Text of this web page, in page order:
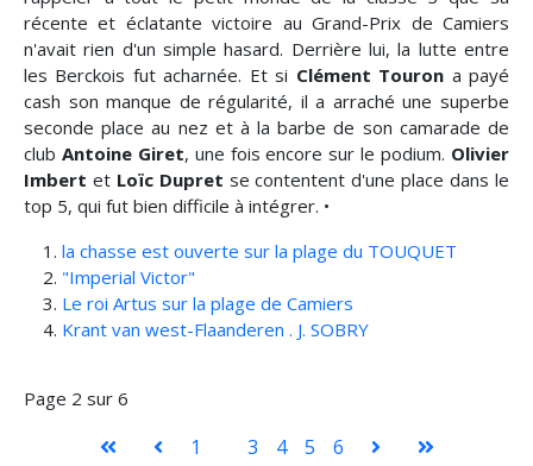
récente et éclatante victoire au Grand-Prix de Camiers
n'avait rien d'un simple hasard. Derrière lui, la lutte entre
les Berckois fut acharnée. Et si Clément Touron a payé
cash son manque de régularité, il a arraché une superbe
seconde place au nez et à la barbe de son camarade de
club Antoine Giret, une fois encore sur le podium. Olivier
Imbert et Loïc Dupret se contentent d'une place dans le
top 5, qui fut bien difficile à intégrer. •
la chasse est ouverte sur la plage du TOUQUET
"Imperial Victor"
Le roi Artus sur la plage de Camiers
Krant van west-Flaanderen . J. SOBRY
Page 2 sur 6
1 3 4 5 6